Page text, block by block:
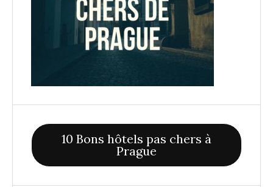
10 Bons hôtels pas chers à
Prague